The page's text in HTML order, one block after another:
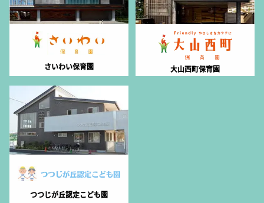
さいわい保育園 大山西町保育園
つつじが丘認定こども園